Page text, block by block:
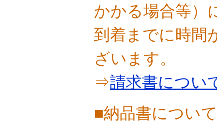
かかる場合等）
到着までに時間
ざいます。
⇒請求書につい
■納品書について